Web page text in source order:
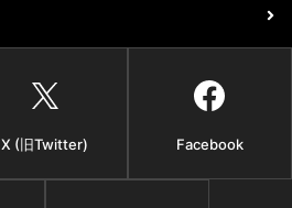
X (旧Twitter) Facebook